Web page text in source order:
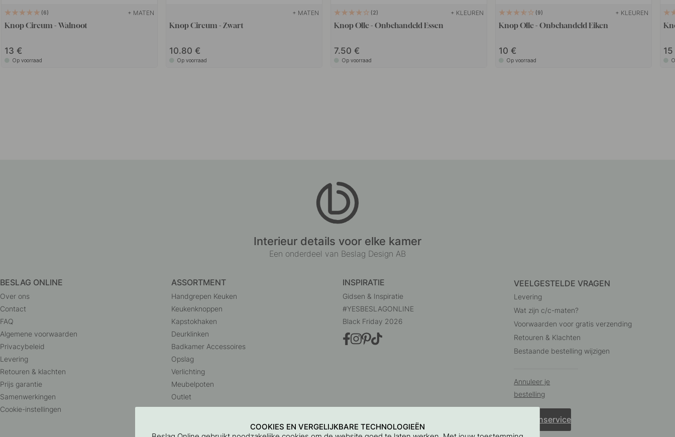
6 + MATEN
Knop Circum - Walnoot
13
Op voorraad
+ MATEN
Knop Circum - Zwart
10.80
Op voorraad
2 + KLEUREN
Knop Olle - Onbehandeld Essen
7.50
Op voorraad
9 + KLEUREN
Knop Olle - Onbehandeld Eiken
10
Op voorraad
Interieur details voor elke kamer
Een onderdeel van Beslag Design AB
BESLAG ONLINE
Over ons
Contact
FAQ
Algemene voorwaarden
Privacybeleid
Levering
Retouren & klachten
Prijs garantie
Samenwerkingen
Cookie-instellingen
ASSORTMENT
Handgrepen Keuken
Keukenknoppen
Kapstokhaken
Deurklinken
Badkamer Accessoires
Opslag
Verlichting
Meubelpoten
Outlet
INSPIRATIE
Gidsen & Inspiratie
#YESBESLAGONLINE
Black Friday 2026
VEELGESTELDE VRAGEN
Levering
Wat zijn c/c-maten?
Voorwaarden voor gratis verzending
Retouren & Klachten
Bestaande bestelling wijzigen
Annuleer je
bestelling
Klantenservice
COOKIES EN VERGELIJKBARE TECHNOLOGIEËN